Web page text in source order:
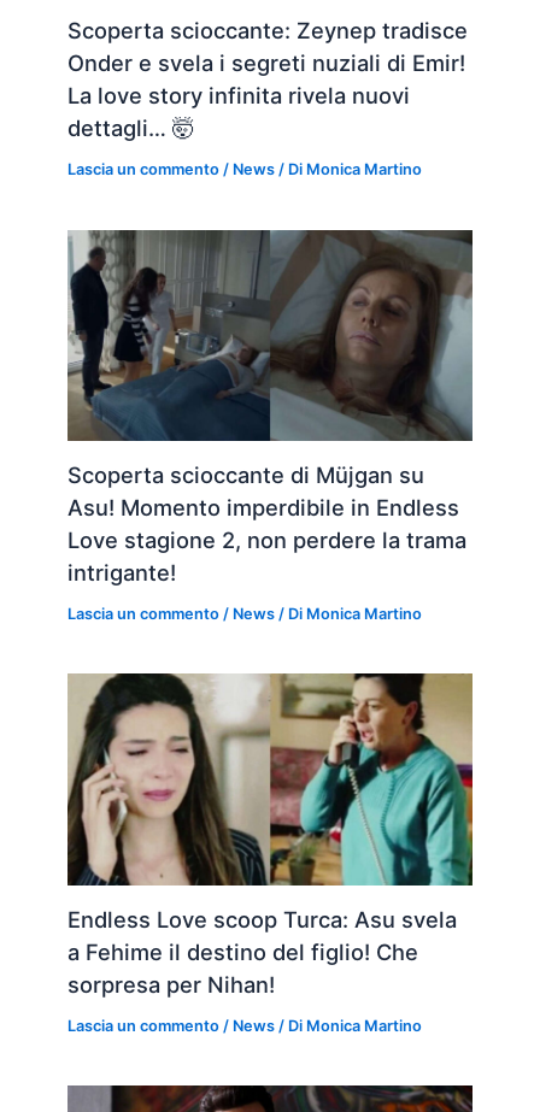
Scoperta scioccante: Zeynep tradisce
Onder e svela i segreti nuziali di Emir!
La love story infinita rivela nuovi
dettagli… 🤯
Lascia un commento / News / Di Monica Martino
Scoperta scioccante di Müjgan su
Asu! Momento imperdibile in Endless
Love stagione 2, non perdere la trama
intrigante!
Lascia un commento / News / Di Monica Martino
Endless Love scoop Turca: Asu svela
a Fehime il destino del figlio! Che
sorpresa per Nihan!
Lascia un commento / News / Di Monica Martino